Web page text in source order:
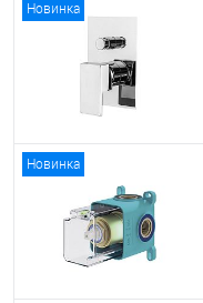
Новинка
Новинка